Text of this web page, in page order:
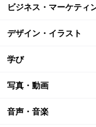
ビジネス・マーケティ
デザイン・イラスト
学び
写真・動画
音声・音楽